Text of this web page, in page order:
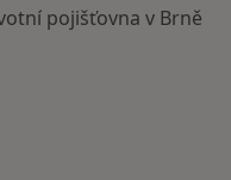
pojišťovna v Brně